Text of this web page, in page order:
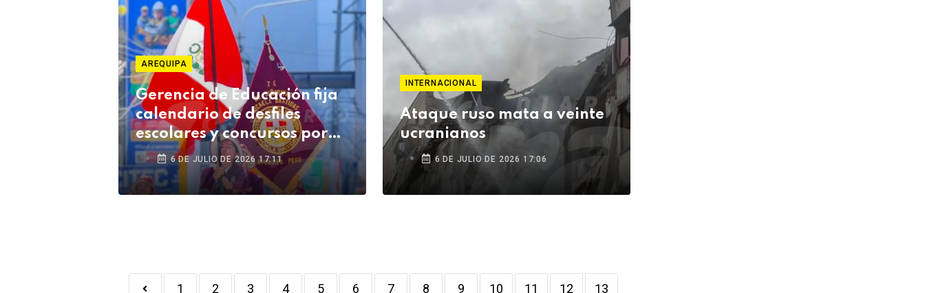
AREQUIPA
Gerencia de Educación fija
calendario de desfiles
escolares y concursos por
Fiestas Patrias
6 DE JULIO DE 2026 17:11
INTERNACIONAL
Ataque ruso mata a veinte
ucranianos
6 DE JULIO DE 2026 17:06
1 2 3 4 5 6 7 8 9 10 11 12 13